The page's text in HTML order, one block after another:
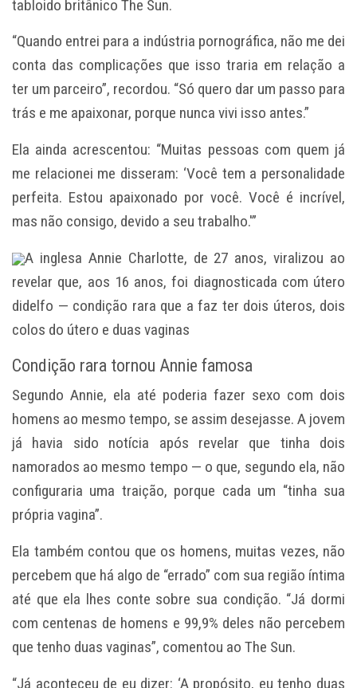
tabloido britânico The Sun.
“Quando entrei para a indústria pornográfica, não me dei
conta das complicações que isso traria em relação a
ter um parceiro”, recordou. “Só quero dar um passo para
trás e me apaixonar, porque nunca vivi isso antes.”
Ela ainda acrescentou: “Muitas pessoas com quem já
me relacionei me disseram: ‘Você tem a personalidade
perfeita. Estou apaixonado por você. Você é incrível,
mas não consigo, devido a seu trabalho.'”
A inglesa Annie Charlotte, de 27 anos, viralizou ao
revelar que, aos 16 anos, foi diagnosticada com útero
didelfo — condição rara que a faz ter dois úteros, dois
colos do útero e duas vaginas
Condição rara tornou Annie famosa
Segundo Annie, ela até poderia fazer sexo com dois
homens ao mesmo tempo, se assim desejasse. A jovem
já havia sido notícia após revelar que tinha dois
namorados ao mesmo tempo — o que, segundo ela, não
configuraria uma traição, porque cada um “tinha sua
própria vagina”.
Ela também contou que os homens, muitas vezes, não
percebem que há algo de “errado” com sua região íntima
até que ela lhes conte sobre sua condição. “Já dormi
com centenas de homens e 99,9% deles não percebem
que tenho duas vaginas”, comentou ao The Sun.
“Já aconteceu de eu dizer: ‘A propósito, eu tenho duas